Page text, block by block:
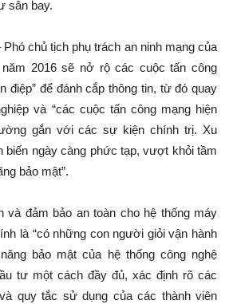
sân bay.
Phó chủ tịch phụ trách an ninh mạng của
2016 sẽ nở rộ các cuộc tấn công
điệp” để đánh cắp thông tin, từ đó quay
và “các cuộc tấn công mạng hiện
gắn với các sự kiện chính trị. Xu
biến ngày càng phức tạp, vượt khỏi tầm
bảo mật”.
và đảm bảo an toàn cho hệ thống máy
là “có những con người giỏi vận hành
bảo mật của hệ thống công nghệ
tư một cách đầy đủ, xác định rõ các
quy tắc sử dụng của các thành viên